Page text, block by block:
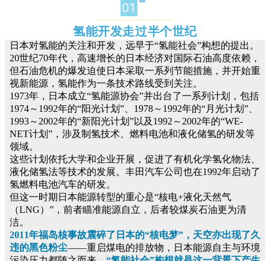
01
氢能开发走过半个世纪
日本对氢能的关注和开发，远早于“氢能社会”构想的提出。
20世纪70年代，高速增长的日本经济对国际石油高度依赖，
但石油危机的爆发迫使日本采取一系列节能措施，并开始重
视新能源，氢能作为一条技术路线受到关注。
1973年，日本成立“氢能源协会”并出台了一系列计划，包括
1974～1992年的“阳光计划”、1978～1992年的“月光计划”、
1993～2002年的“新阳光计划”以及1992～2002年的“WE-
NET计划”，涉及制氢技术、燃料电池和液化储氢的研发等
领域。
这些计划依托大学和企业开展，促进了有机化学氢化物法、
液化储氢法等技术的发展。丰田汽车公司也在1992年启动了
氢燃料电池汽车的研发。
但这一时期日本能源转型的重心是“核电+液化天然气
（LNG）”，前者瞄准能源自立，后者较煤炭石油更为清
洁。
2011年福岛核事故震碎了日本的“核电梦”，天空亦出现了久
违的黑色粉尘——重启煤电的排放物，日本能源自主与环境